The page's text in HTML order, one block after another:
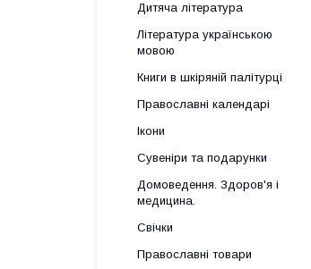
Дитяча література
Література українською
мовою
Книги в шкіряній палітурці
Православні календарі
Ікони
Сувеніри та подарунки
Домоведення. Здоров'я і
медицина.
Свічки
Православні товари